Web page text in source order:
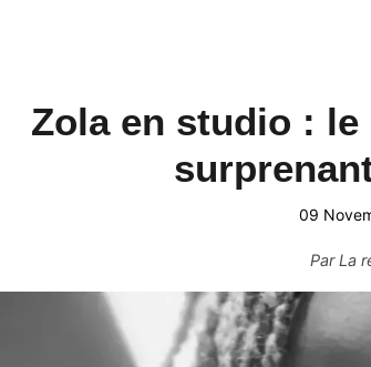
Zola en studio :
09
ParLa